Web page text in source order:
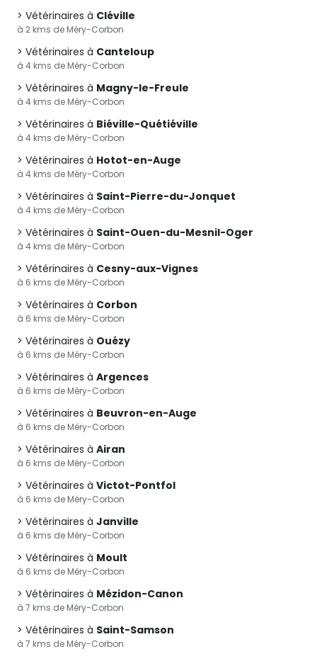
Vétérinaires à Cléville
à 2 kms de Méry-Corbon
Vétérinaires à Canteloup
à 4 kms de Méry-Corbon
Vétérinaires à Magny-le-Freule
à 4 kms de Méry-Corbon
Vétérinaires à Biéville-Quétiéville
à 4 kms de Méry-Corbon
Vétérinaires à Hotot-en-Auge
à 4 kms de Méry-Corbon
Vétérinaires à Saint-Pierre-du-Jonquet
à 4 kms de Méry-Corbon
Vétérinaires à Saint-Ouen-du-Mesnil-Oger
à 4 kms de Méry-Corbon
Vétérinaires à Cesny-aux-Vignes
à 6 kms de Méry-Corbon
Vétérinaires à Corbon
à 6 kms de Méry-Corbon
Vétérinaires à Ouézy
à 6 kms de Méry-Corbon
Vétérinaires à Argences
à 6 kms de Méry-Corbon
Vétérinaires à Beuvron-en-Auge
à 6 kms de Méry-Corbon
Vétérinaires à Airan
à 6 kms de Méry-Corbon
Vétérinaires à Victot-Pontfol
à 6 kms de Méry-Corbon
Vétérinaires à Janville
à 6 kms de Méry-Corbon
Vétérinaires à Moult
à 6 kms de Méry-Corbon
Vétérinaires à Mézidon-Canon
à 7 kms de Méry-Corbon
Vétérinaires à Saint-Samson
à 7 kms de Méry-Corbon